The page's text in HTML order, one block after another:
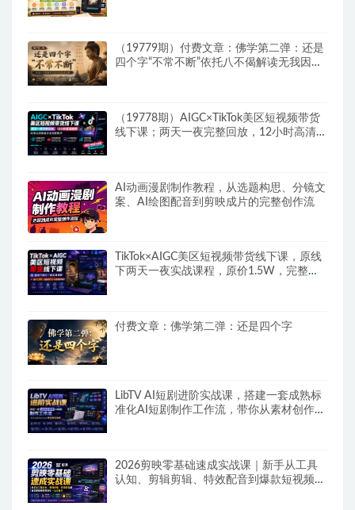
（19779期）付费文章：佛学第二弹：还是
四个字“不常不断”依托八不偈解读无我因果
（19778期）AIGC×TikTok美区短视频带货
线下课；两天一夜完整回放，12小时高清视
AI动画漫剧制作教程，从选题构思、分镜文
案、AI绘图配音到剪映成片的完整创作流
TikTok×AIGC美区短视频带货线下课，原线
下两天一夜实战课程，原价1.5W，完整收
付费文章：佛学第二弹：还是四个字
LibTV AI短剧进阶实战课，搭建一套成熟标
准化AI短剧制作工作流，带你从素材创作走
2026剪映零基础速成实战课｜新手从工具
认知、剪辑剪辑、特效配音到爆款短视频完